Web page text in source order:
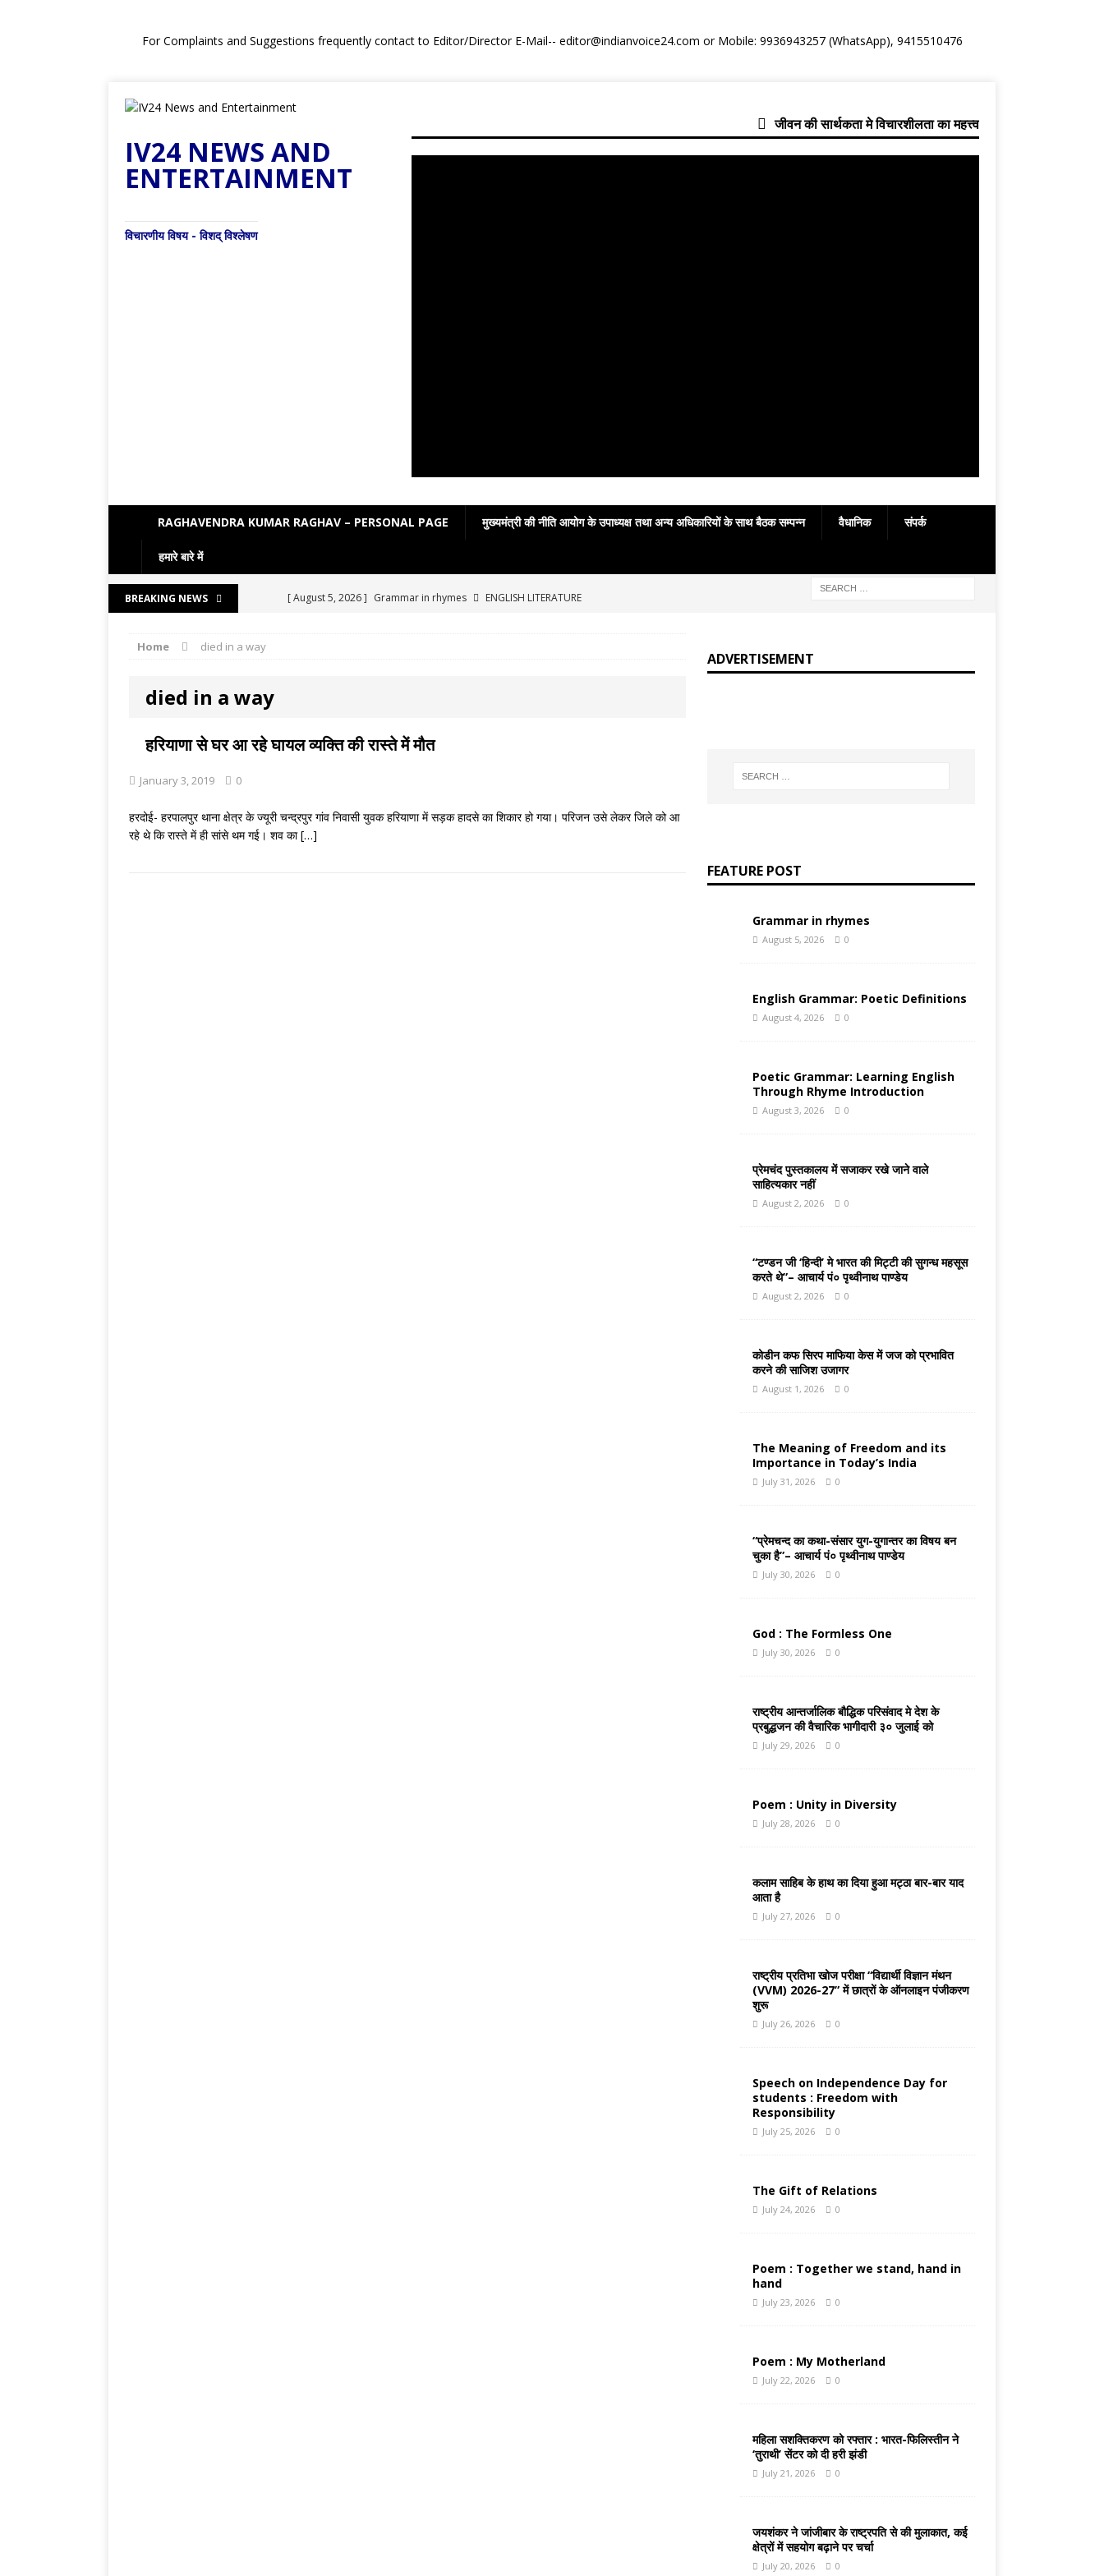
For Complaints and Suggestions frequently contact to Editor/Director E-Mail-- editor@indianvoice24.com or Mobile: 9936943257 (WhatsApp), 9415510476
IV24 NEWS AND
ENTERTAINMENT
विचारणीय विषय - विशद् विश्लेषण
जीवन की सार्थकता मे विचारशीलता का महत्त्व
RAGHAVENDRA KUMAR RAGHAV – PERSONAL PAGE मुख्यमंत्री की नीति आयोग के उपाध्यक्ष तथा अन्य अधिकारियों के साथ बैठक सम्पन्न वैधानिक संपर्क
हमारे बारे में
BREAKING NEWS [ August 5, 2026 ] Grammar in rhymes
ENGLISH LITERATURE
THINKING MATTER
Home died in a way
died in a way
हरियाणा से घर आ रहे घायल व्यक्ति की रास्ते में मौत
January 3, 2019 0
हरदोई- हरपालपुर थाना क्षेत्र के ज्यूरी चन्द्रपुर गांव निवासी युवक हरियाणा में सड़क हादसे का शिकार हो गया। परिजन उसे लेकर जिले को आ
रहे थे कि रास्ते में ही सांसे थम गई। शव का[…]
ADVERTISEMENT
FEATURE POST
Grammar in rhymes
August 5, 2026 0
English Grammar: Poetic Definitions
August 4, 2026 0
Poetic Grammar: Learning English
Through Rhyme Introduction
August 3, 2026 0
प्रेमचंद पुस्तकालय में सजाकर रखे जाने वाले
साहित्यकार नहीं
August 2, 2026 0
“टण्डन जी ‘हिन्दी’ मे भारत की मिट्टी की सुगन्ध महसूस
करते थे”– आचार्य पं० पृथ्वीनाथ पाण्डेय
August 2, 2026 0
कोडीन कफ सिरप माफिया केस में जज को प्रभावित
करने की साजिश उजागर
August 1, 2026 0
The Meaning of Freedom and its
Importance in Today’s India
July 31, 2026 0
“प्रेमचन्द का कथा-संसार युग-युगान्तर का विषय बन
चुका है”– आचार्य पं० पृथ्वीनाथ पाण्डेय
July 30, 2026 0
God : The Formless One
July 30, 2026 0
राष्ट्रीय आन्तर्जालिक बौद्धिक परिसंवाद मे देश के
प्रबुद्धजन की वैचारिक भागीदारी ३० जुलाई को
July 29, 2026 0
Poem : Unity in Diversity
July 28, 2026 0
कलाम साहिब के हाथ का दिया हुआ मट्ठा बार-बार याद
आता है
July 27, 2026 0
राष्ट्रीय प्रतिभा खोज परीक्षा “विद्यार्थी विज्ञान मंथन
(VVM) 2026-27” में छात्रों के ऑनलाइन पंजीकरण
शुरू
July 26, 2026 0
Speech on Independence Day for
students : Freedom with
Responsibility
July 25, 2026 0
The Gift of Relations
July 24, 2026 0
Poem : Together we stand, hand in
hand
July 23, 2026 0
Poem : My Motherland
July 22, 2026 0
महिला सशक्तिकरण को रफ्तार : भारत-फिलिस्तीन ने
‘तुराथी’ सेंटर को दी हरी झंडी
July 21, 2026 0
जयशंकर ने जांजीबार के राष्ट्रपति से की मुलाकात, कई
क्षेत्रों में सहयोग बढ़ाने पर चर्चा
July 20, 2026 0